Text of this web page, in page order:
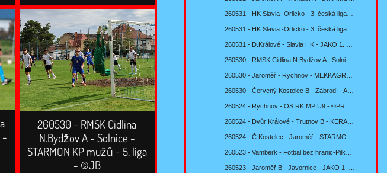
-
260530 - RMSK Cidlina
N.Bydžov A - Solnice -
STARMON KP mužů - 5. liga
- ©JB
260531 - HK Slavia -Orlicko - 3. česká liga…
260531 - HK Slavia -Orlicko - 3. česká liga…
260530 - RMSK Cidlina N.Bydžov A - Solnice -…
260530 - Červený Kostelec B - Zábrodí - AGRO CS…
260524 - Rychnov - OS RK MP U9 - ©PR
260524 - Dvůr Králové - Trutnov B - KERAMTECH SŽ…